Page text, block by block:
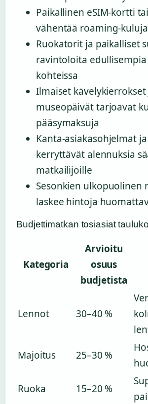
Paikallinen eSIM-kortti
vähentää roaming-
Ruokatorit ja paikalliset
ravintoloita edullisempia
kohteissa
Ilmaiset
museopäivät tarjoavat
pääsymaksuja
Kanta-asiakasohjelmat
kerryttävät alennuksia
matkailijoille
Sesonkien ulkopuolinen
laskee hintoja
Budjettimatkan tosiasiat
Kategoria
Arvioitu
osuus
budjetista
Lennot 30–40 %
Majoitus
25–30 %
Ruoka
15–20 %